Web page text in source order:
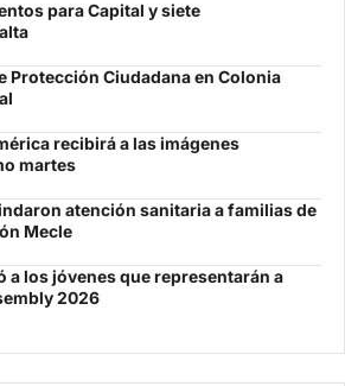
para Capital y siete
Protección Ciudadana en Colonia
recibirá a las imágenes
martes
atención sanitaria a familias de
Mecle
a los jóvenes que representarán a
2026